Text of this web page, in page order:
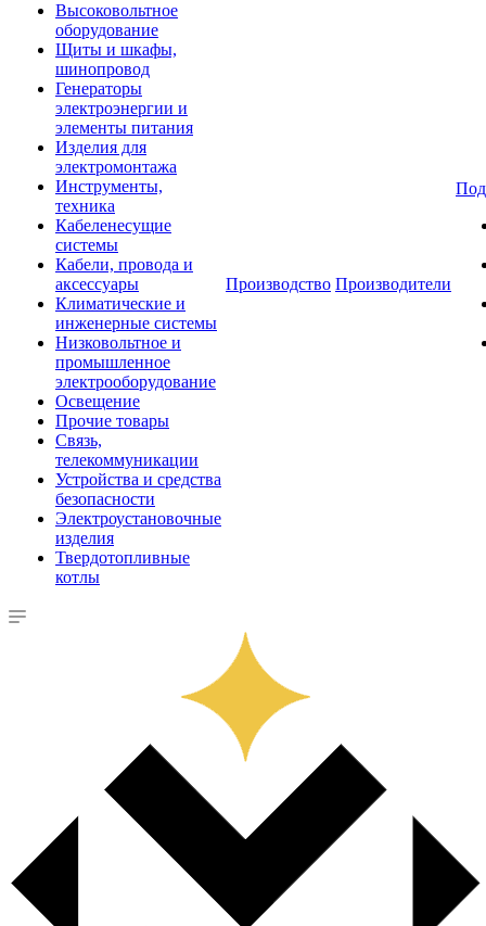
Высоковольтное
оборудование
Щиты и шкафы,
шинопровод
Генераторы
электроэнергии и
элементы питания
Изделия для
электромонтажа
Инструменты,
техника
Кабеленесущие
системы
Кабели, провода и
аксессуары
Климатические и
инженерные системы
Низковольтное и
промышленное
электрооборудование
Освещение
Прочие товары
Связь,
телекоммуникации
Устройства и средства
безопасности
Электроустановочные
изделия
Твердотопливные
котлы
Производство Производители